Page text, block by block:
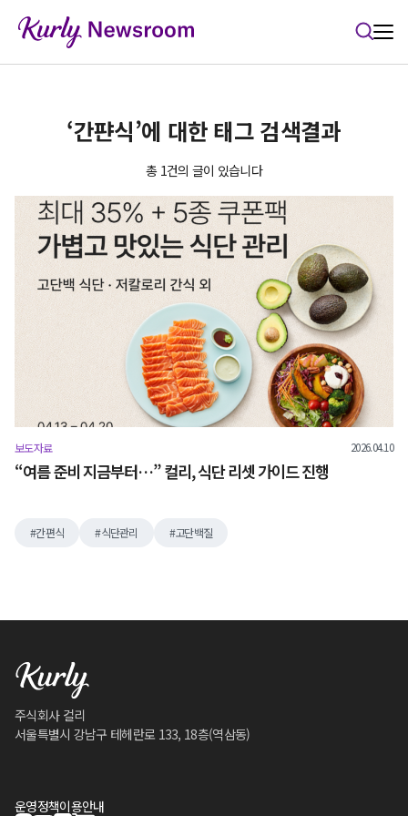
‘간퍈식’에 대한 태그 검색결과
총 1건의 글이 있습니다
보도자료 2026.04.10
“여름 준비 지금부터…” 컬리, 식단 리셋 가이드 진행
간편식 식단관리 고단백질
주식회사 컬리
서울특별시 강남구 테헤란로 133, 18층(역삼동)
운영정책이용안내